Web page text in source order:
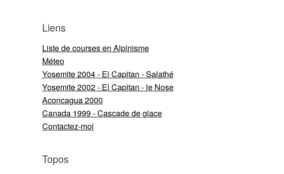
Liens
Liste de courses en Alpinisme
Méteo
Yosemite 2004 - El Capitan - Salathé
Yosemite 2002 - El Capitan - le Nose
Aconcagua 2000
Canada 1999 - Cascade de glace
Contactez-moi
Topos